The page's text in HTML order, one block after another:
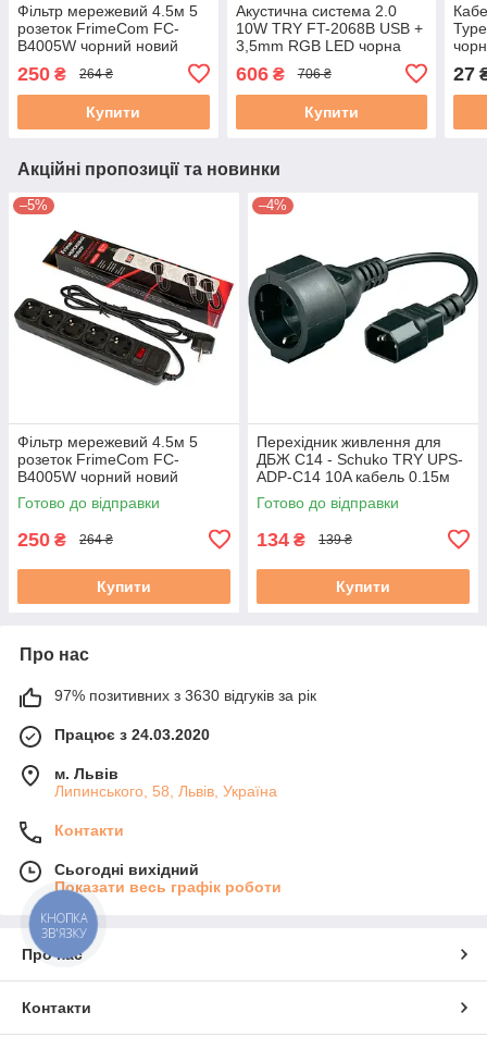
Фільтр мережевий 4.5м 5
розеток FrimeCom FC-
B4005W чорний новий
250 ₴ 264 ₴
Купити
Акустична система 2.0
10W TRY FT-2068B USB +
3,5mm RGB LED чорна
606₴ 706 ₴
Купити
27
Акційні пропозиції та новинки
–5%
Фільтр мережевий 4.5м 5
розеток FrimeCom FC-
B4005W чорний новий
Готово до відправки
250 ₴ 264 ₴
Купити
–4%
Перехідник живлення для
ДБЖ C14 - Schuko TRY UPS-
ADP-C14 10A кабель 0.15м
чорний новий новий
Готово до відправки
134 ₴ 139 ₴
Купити
Про нас
97% позитивних з 3630 відгуків за рік
Працює з 24.03.2020
м. Львів
Липинського, 58, Львів, Україна
Контакти
Сьогодні вихідний
Показати весь графік роботи
Про нас
Контакти
КНОПКА
ЗВ'ЯЗКУ